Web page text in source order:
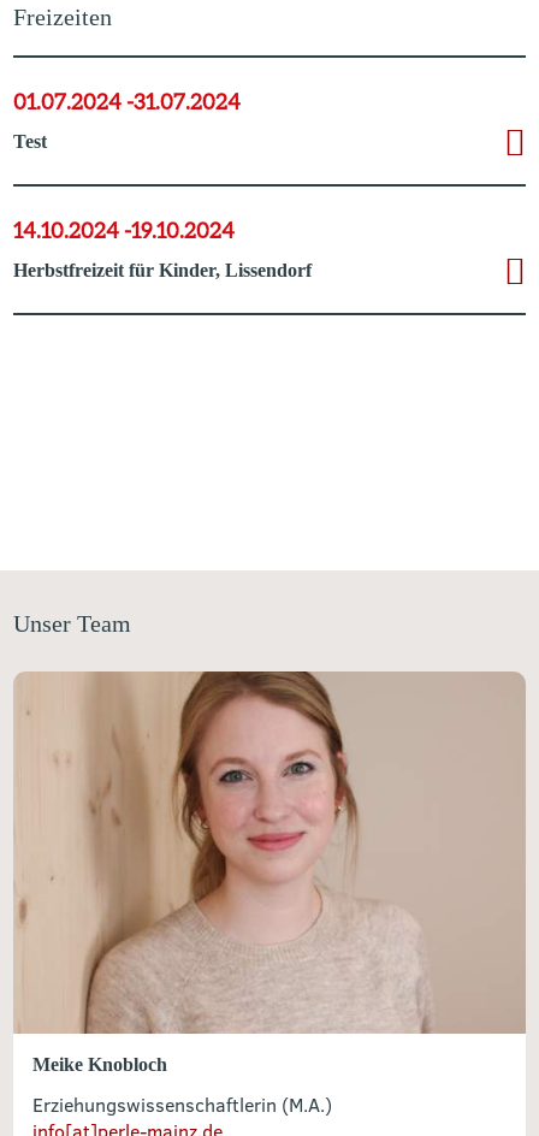
Freizeiten
01.07.2024 -31.07.2024
Test
14.10.2024 -19.10.2024
Herbstfreizeit für Kinder, Lissendorf
Unser Team
Meike Knobloch
Erziehungswissenschaftlerin (M.A.)